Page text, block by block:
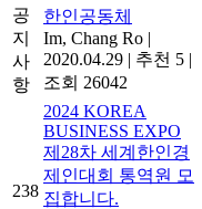
공
지
사
항
한인공동체
Im, Chang Ro |
2020.04.29 | 추천 5 |
조회 26042
238
2024 KOREA
BUSINESS EXPO
제28차 세계한인경
제인대회 통역원 모
집합니다.